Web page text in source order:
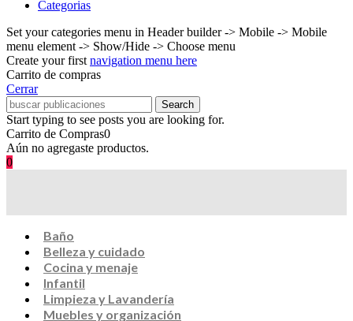
Categorias
Set your categories menu in Header builder -> Mobile -> Mobile
menu element -> Show/Hide -> Choose menu
Create your first navigation menu here
Carrito de compras
Cerrar
Search
Start typing to see posts you are looking for.
Carrito de Compras0
Aún no agregaste productos.
0
Baño
Belleza y cuidado
Cocina y menaje
Infantil
Limpieza y Lavandería
Muebles y organización